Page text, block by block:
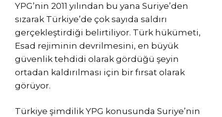
YPG’nin 2011 yılından bu yana Suriye’den
sızarak Türkiye’de çok sayıda saldırı
gerçekleştirdiği belirtiliyor. Türk hükümeti,
Esad rejiminin devrilmesini, en büyük
güvenlik tehdidi olarak gördüğü şeyin
ortadan kaldırılması için bir fırsat olarak
görüyor.
Türkiye şimdilik YPG konusunda Suriye’nin